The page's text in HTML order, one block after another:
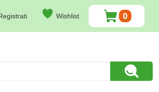
Wishlist 0
ARTICOLI
INSERITI
Cerca